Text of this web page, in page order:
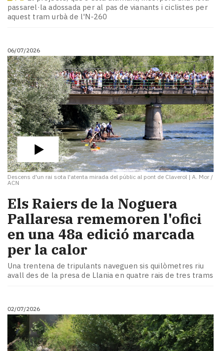
Subscriptors
La
Pallars
Contingut
patrocinat
Lo
més
llegit...
Editorial
passarel·la adossada per al pas de vianants i ciclistes per
aquest tram urbà de l'N-260
06/07/2026
Descens d'un rai sota l'atenta mirada del públic al pont de Claverol | A. Mor /
ACN
​Els Raiers de la Noguera
Pallaresa rememoren l'ofici
en una 48a edició marcada
per la calor
Una trentena de tripulants naveguen sis quilòmetres riu
avall des de la presa de Llania en quatre rais de tres trams
02/07/2026